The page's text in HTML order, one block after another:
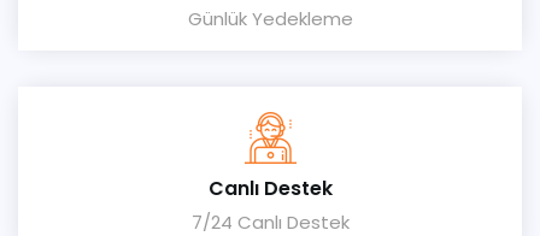
Günlük Yedekleme
Canlı Destek
7/24 Canlı Destek